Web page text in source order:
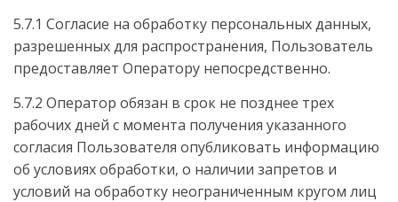
5.7.1 Согласие на обработку персональных данных,
разрешенных для распространения, Пользователь
предоставляет Оператору непосредственно.
5.7.2 Оператор обязан в срок не позднее трех
рабочих дней с момента получения указанного
согласия Пользователя опубликовать информацию
об условиях обработки, о наличии запретов и
условий на обработку неограниченным кругом лиц